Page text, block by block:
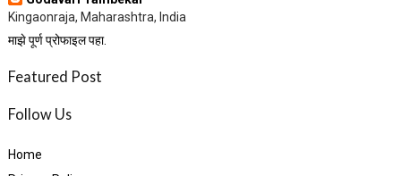
Kingaonraja, Maharashtra, India
माझे पूर्ण प्रोफाइल पहा.
Featured Post
Follow Us
Home